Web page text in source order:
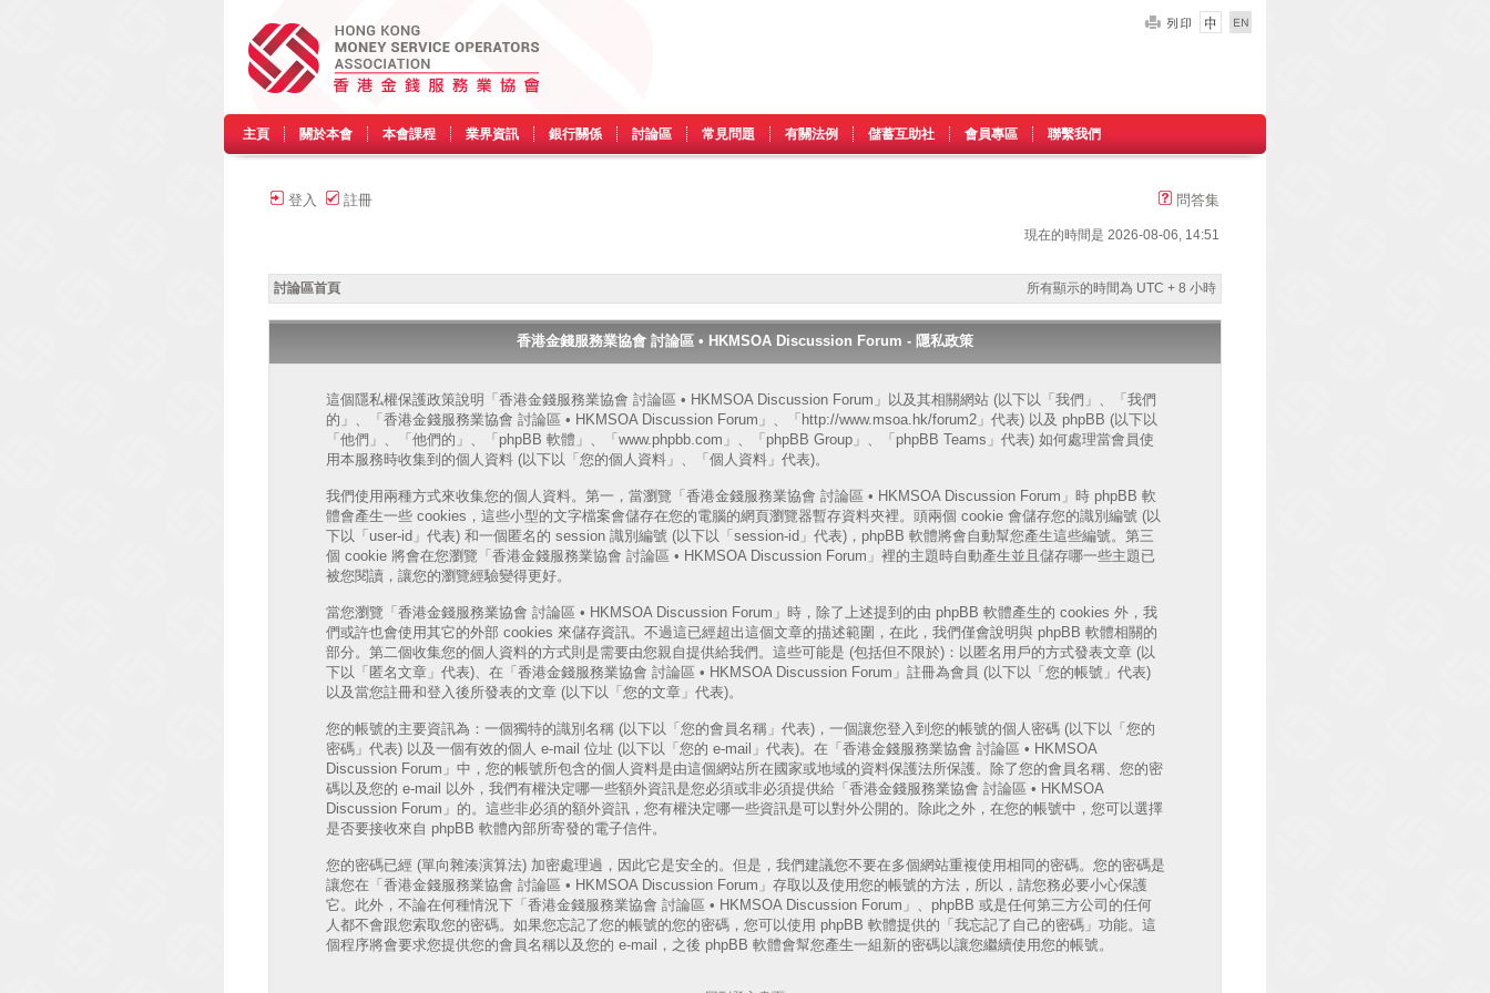
主頁 關於本會 本會課程 業界資訊 銀行關係 討論區 常見問題 有關法例 儲蓄互助社 會員專區 聯繫我們
登入 註冊 問答集
現在的時間是 2026-08-06, 14:51
討論區首頁 所有顯示的時間為 UTC + 8 小時
香港金錢服務業協會 討論區 • HKMSOA Discussion Forum - 隱私政策
這個隱私權保護政策說明「香港金錢服務業協會 討論區 • HKMSOA Discussion Forum」以及其相關網站 (以下以「我們」、「我們
的」、「香港金錢服務業協會 討論區 • HKMSOA Discussion Forum」、「http://www.msoa.hk/forum2」代表) 以及 phpBB (以下以
「他們」、「他們的」、「phpBB 軟體」、「www.phpbb.com」、「phpBB Group」、「phpBB Teams」代表) 如何處理當會員使
用本服務時收集到的個人資料 (以下以「您的個人資料」、「個人資料」代表)。
我們使用兩種方式來收集您的個人資料。第一，當瀏覽「香港金錢服務業協會 討論區 • HKMSOA Discussion Forum」時 phpBB 軟
體會產生一些 cookies，這些小型的文字檔案會儲存在您的電腦的網頁瀏覽器暫存資料夾裡。頭兩個 cookie 會儲存您的識別編號 (以
下以「user-id」代表) 和一個匿名的 session 識別編號 (以下以「session-id」代表)，phpBB 軟體將會自動幫您產生這些編號。第三
個 cookie 將會在您瀏覽「香港金錢服務業協會 討論區 • HKMSOA Discussion Forum」裡的主題時自動產生並且儲存哪一些主題已
被您閱讀，讓您的瀏覽經驗變得更好。
當您瀏覽「香港金錢服務業協會 討論區 • HKMSOA Discussion Forum」時，除了上述提到的由 phpBB 軟體產生的 cookies 外，我
們或許也會使用其它的外部 cookies 來儲存資訊。不過這已經超出這個文章的描述範圍，在此，我們僅會說明與 phpBB 軟體相關的
部分。第二個收集您的個人資料的方式則是需要由您親自提供給我們。這些可能是 (包括但不限於)：以匿名用戶的方式發表文章 (以
下以「匿名文章」代表)、在「香港金錢服務業協會 討論區 • HKMSOA Discussion Forum」註冊為會員 (以下以「您的帳號」代表)
以及當您註冊和登入後所發表的文章 (以下以「您的文章」代表)。
您的帳號的主要資訊為：一個獨特的識別名稱 (以下以「您的會員名稱」代表)，一個讓您登入到您的帳號的個人密碼 (以下以「您的
密碼」代表) 以及一個有效的個人 e-mail 位址 (以下以「您的 e-mail」代表)。在「香港金錢服務業協會 討論區 • HKMSOA
Discussion Forum」中，您的帳號所包含的個人資料是由這個網站所在國家或地域的資料保護法所保護。除了您的會員名稱、您的密
碼以及您的 e-mail 以外，我們有權決定哪一些額外資訊是您必須或非必須提供給「香港金錢服務業協會 討論區 • HKMSOA
Discussion Forum」的。這些非必須的額外資訊，您有權決定哪一些資訊是可以對外公開的。除此之外，在您的帳號中，您可以選擇
是否要接收來自 phpBB 軟體內部所寄發的電子信件。
您的密碼已經 (單向雜湊演算法) 加密處理過，因此它是安全的。但是，我們建議您不要在多個網站重複使用相同的密碼。您的密碼是
讓您在「香港金錢服務業協會 討論區 • HKMSOA Discussion Forum」存取以及使用您的帳號的方法，所以，請您務必要小心保護
它。此外，不論在何種情況下「香港金錢服務業協會 討論區 • HKMSOA Discussion Forum」、phpBB 或是任何第三方公司的任何
人都不會跟您索取您的密碼。如果您忘記了您的帳號的您的密碼，您可以使用 phpBB 軟體提供的「我忘記了自己的密碼」功能。這
個程序將會要求您提供您的會員名稱以及您的 e-mail，之後 phpBB 軟體會幫您產生一組新的密碼以讓您繼續使用您的帳號。